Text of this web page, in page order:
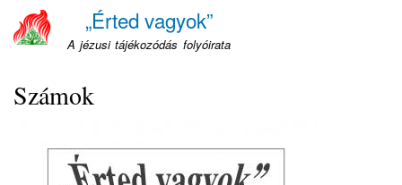
Ugrás
a
tartalomra
„Érted vagyok”
A jézusi tájékozódás folyóirata
Számok